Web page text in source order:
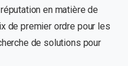
en matière de
de premier ordre pour les
de solutions pour